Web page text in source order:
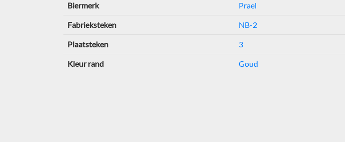
Biermerk Prael
Fabrieksteken NB-2
Plaatsteken 3
Kleur rand Goud